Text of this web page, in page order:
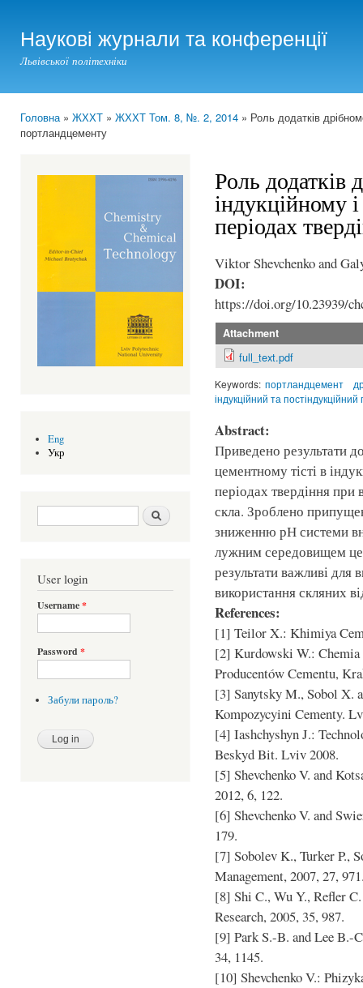
Наукові журнали та конференції
Львівської політехніки
You are here
Головна» ЖХХТ » ЖХХТ Том. 8, №. 2, 2014 » Роль додатків
портландцементу
Eng
Укр
Search form Шукати
User login
Username*
Password *
Забули пароль?
Роль додатків
індукційному
періодах
Viktor Shevchenko and
DOI:
https://doi.org/10.23939/
Attachment
full_text.pdf
Keywords: портландцемент
індукційний та
Abstract:
Приведено результати
цементному тісті в
періодах твердіння при
скла. Зроблено
зниженню рН системи
лужним середовищем
результати важливі для
використання скляних
References:
[1] Teilor X.: Khimiya
[2] Kurdowski W.: Chemia
Producentów Cementu,
[3] Sanytsky M., Sobol X.
Kompozycyini Cementy.
[4] Iashchyshyn J.:
Beskyd Bit. Lviv 2008.
[5] Shevchenko V. and
2012, 6, 122.
[6] Shevchenko V. and
179.
[7] Sobolev K., Turker P.,
Management, 2007, 27,
[8] Shi C., Wu Y., Refler
Research, 2005, 35, 987.
[9] Park S.-B. and Lee B.-
34, 1145.
[10] Shevchenko V.: